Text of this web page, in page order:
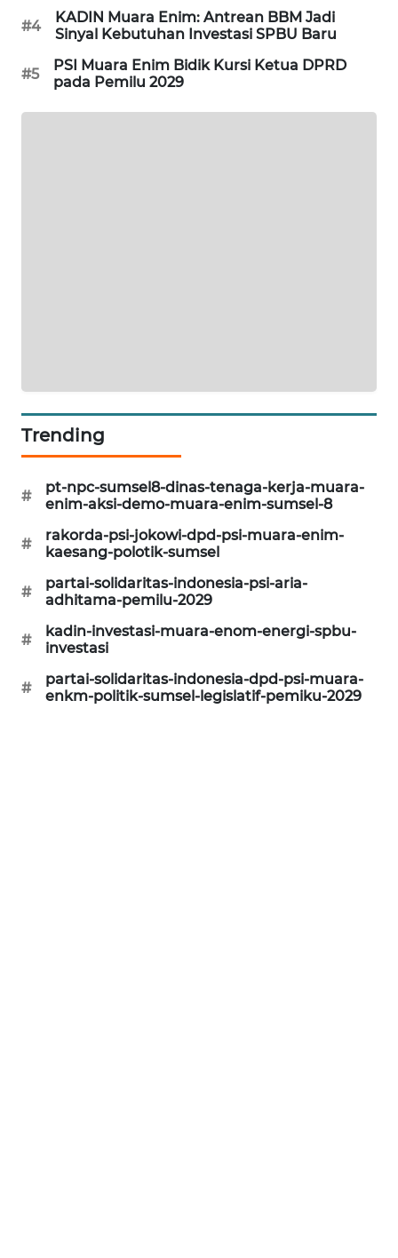
#4
KADIN Muara Enim: Antrean BBM Jadi
Sinyal Kebutuhan Investasi SPBU Baru
#5
PSI Muara Enim Bidik Kursi Ketua DPRD
pada Pemilu 2029
Trending
#
pt-npc-sumsel8-dinas-tenaga-kerja-muara-
enim-aksi-demo-muara-enim-sumsel-8
#
rakorda-psi-jokowi-dpd-psi-muara-enim-
kaesang-polotik-sumsel
#
partai-solidaritas-indonesia-psi-aria-
adhitama-pemilu-2029
#
kadin-investasi-muara-enom-energi-spbu-
investasi
#
partai-solidaritas-indonesia-dpd-psi-muara-
enkm-politik-sumsel-legislatif-pemiku-2029
HUMBANG
NEWS
BERAMPU
NEWS
ANUGERAH
NEWS
AKHLAK
PERAPKI
NEWS
SONYA
ASA